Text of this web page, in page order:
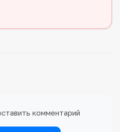
комментарий